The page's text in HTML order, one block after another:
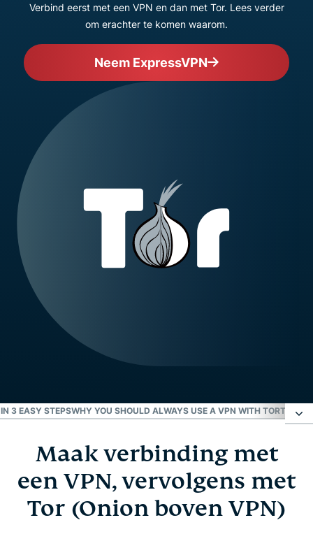
Verbind eerst met een VPN en dan met Tor. Lees verder
om erachter te komen waarom.
Neem ExpressVPN
3 EASY STEPSWHY YOU SHOULD ALWAYS USE A VPN WITH TORTOR
Maak verbinding met een VPN, vervolgens met
Tor vergeleken met VPN
Maak verbinding met
een VPN, vervolgens met
Tor (Onion boven VPN)